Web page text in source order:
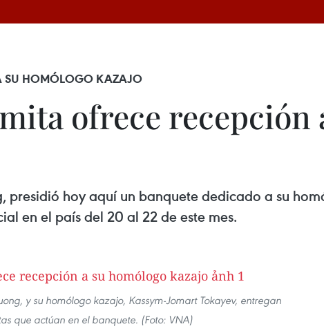
SU HOMÓLOGO KAZAJO
ofrece recepción
presidió hoy aquí un banquete dedicado a su
en el país del 20 al 22 de este mes.
y su homólogo kazajo, Kassym-Jomart Tokayev, entregan
que actúan en el banquete. (Foto: VNA)